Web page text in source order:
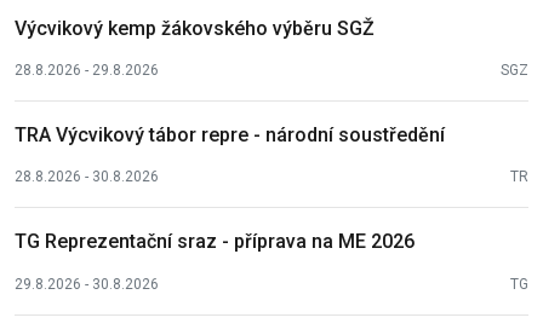
Výcvikový kemp žákovského výběru SGŽ
28.8.2026 - 29.8.2026 SGZ
TRA Výcvikový tábor repre - národní soustředění
28.8.2026 - 30.8.2026 TR
TG Reprezentační sraz - příprava na ME 2026
29.8.2026 - 30.8.2026 TG